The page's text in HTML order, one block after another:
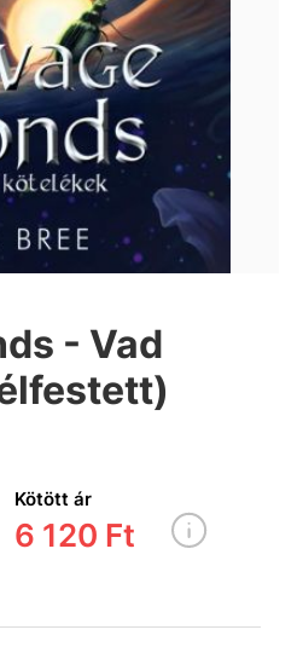
- Vad
Kötött ár
6 120 Ft